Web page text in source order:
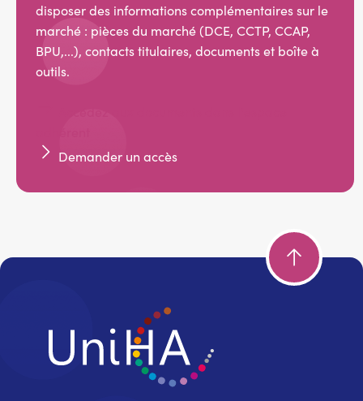
disposer des informations complémentaires sur le
marché : pièces du marché (DCE, CCTP, CCAP,
BPU,...), contacts titulaires, documents et boîte à
outils.
Demander un accès